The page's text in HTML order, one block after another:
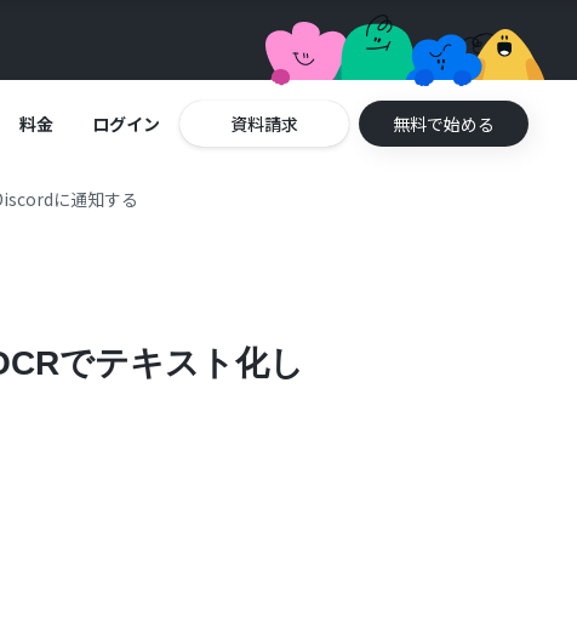
料金 ログイン 資料請求 無料で始める
に通知する
でテキスト化し